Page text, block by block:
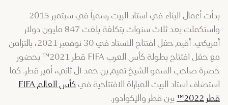
بدأت أعمال البناء في استاد البيت رسمياً في سبتمبر 2015
واستكملت بعد ثلاث سنوات بتكلفة بلغت 847 مليون دولار
أمريكي. أقيم حفل افتتاح الاستاد في 30 نوفمبر 2021، بالتزامن
مع حفل افتتاح بطولة كأس العرب FIFA قطر 2021™ بحضور
حضرة صاحب السمو الشيخ تميم بن حمد آل ثاني، أمير قطر. كما
استضاف استاد البيت المباراة الافتتاحية في
كأس العالم FIFA
قطر 2022™
بين قطر والإكوادور.